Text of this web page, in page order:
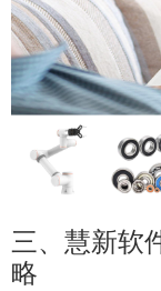
三、慧新软
略